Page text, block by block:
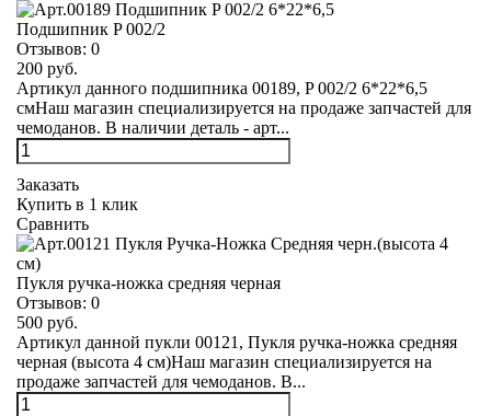
Подшипник P 002/2
Отзывов: 0
200 руб.
Артикул данного подшипника 00189, P 002/2 6*22*6,5
смНаш магазин специализируется на продаже запчастей для
чемоданов. В наличии деталь - арт...
Заказать
Купить в 1 клик
Сравнить
Пукля ручка-ножка средняя черная
Отзывов: 0
500 руб.
Артикул данной пукли 00121, Пукля ручка-ножка средняя
черная (высота 4 см)Наш магазин специализируется на
продаже запчастей для чемоданов. В...